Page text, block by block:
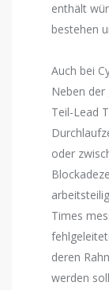
enthält
bestehen
Auch bei
Neben der
Teil-Lead
oder
Times
deren
werden